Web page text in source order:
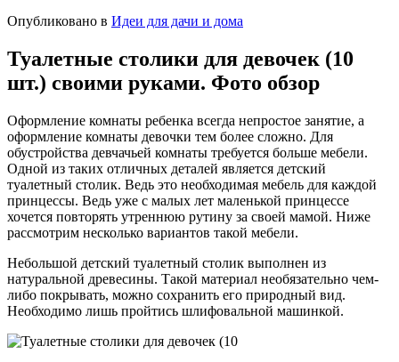
Опубликовано в Идеи для дачи и дома
Туалетные столики для девочек (10
шт.) своими руками. Фото обзор
Оформление комнаты ребенка всегда непростое занятие, а
оформление комнаты девочки тем более сложно. Для
обустройства девчачьей комнаты требуется больше мебели.
Одной из таких отличных деталей является детский
туалетный столик. Ведь это необходимая мебель для каждой
принцессы. Ведь уже с малых лет маленькой принцессе
хочется повторять утреннюю рутину за своей мамой. Ниже
рассмотрим несколько вариантов такой мебели.
Небольшой детский туалетный столик выполнен из
натуральной древесины. Такой материал необязательно чем-
либо покрывать, можно сохранить его природный вид.
Необходимо лишь пройтись шлифовальной машинкой.